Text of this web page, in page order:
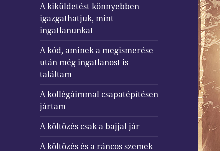
A kiküldetést könnyebben
igazgathatjuk, mint
ingatlanunkat
A kód, aminek a megismerése
után még ingatlanost is
találtam
A kollégáimmal csapatépítésen
jártam
A költözés csak a bajjal jár
A költözés és a ráncos szemek